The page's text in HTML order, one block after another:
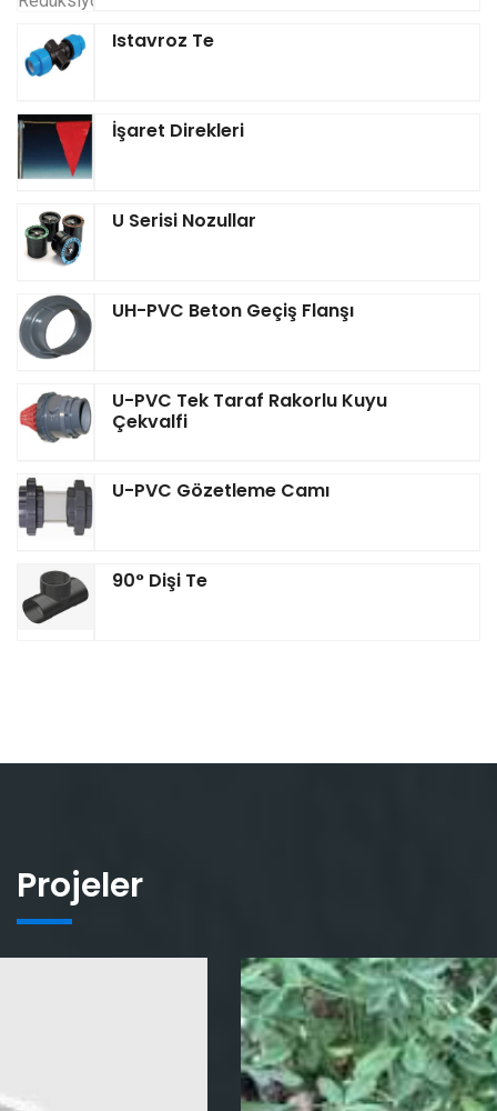
Istavroz Te
İşaret Direkleri
U Serisi Nozullar
UH-PVC Beton Geçiş Flanşı
U-PVC Tek Taraf Rakorlu Kuyu
Çekvalfi
U-PVC Gözetleme Camı
90° Dişi Te
Projeler